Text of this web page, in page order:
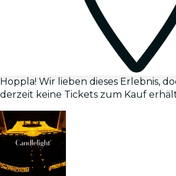
Hoppla! Wir lieben dieses Erlebnis,
derzeit keine Tickets zum Kauf